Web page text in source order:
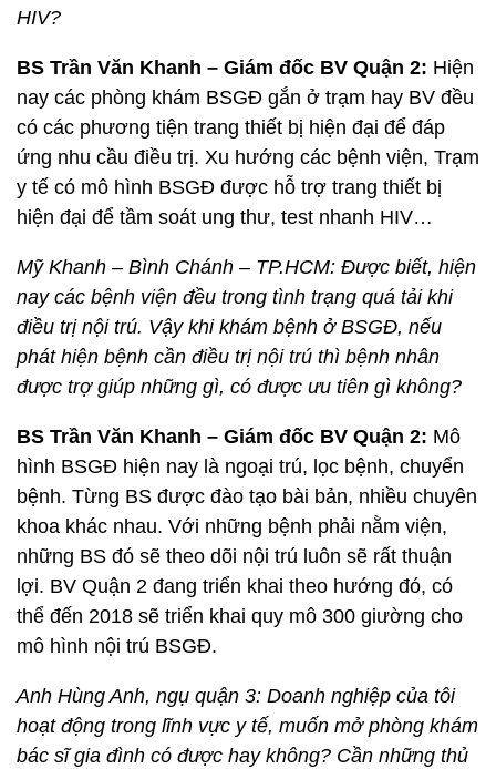
HIV?
BS Trần Văn Khanh – Giám đốc BV Quận 2: Hiện
nay các phòng khám BSGĐ gắn ở trạm hay BV đều
có các phương tiện trang thiết bị hiện đại để đáp
ứng nhu cầu điều trị. Xu hướng các bệnh viện, Trạm
y tế có mô hình BSGĐ được hỗ trợ trang thiết bị
hiện đại để tầm soát ung thư, test nhanh HIV…
Mỹ Khanh – Bình Chánh – TP.HCM: Được biết, hiện
nay các bệnh viện đều trong tình trạng quá tải khi
điều trị nội trú. Vậy khi khám bệnh ở BSGĐ, nếu
phát hiện bệnh cần điều trị nội trú thì bệnh nhân
được trợ giúp những gì, có được ưu tiên gì không?
BS Trần Văn Khanh – Giám đốc BV Quận 2: Mô
hình BSGĐ hiện nay là ngoại trú, lọc bệnh, chuyển
bệnh. Từng BS được đào tạo bài bản, nhiều chuyên
khoa khác nhau. Với những bệnh phải nằm viện,
những BS đó sẽ theo dõi nội trú luôn sẽ rất thuận
lợi. BV Quận 2 đang triển khai theo hướng đó, có
thể đến 2018 sẽ triển khai quy mô 300 giường cho
mô hình nội trú BSGĐ.
Anh Hùng Anh, ngụ quận 3: Doanh nghiệp của tôi
hoạt động trong lĩnh vực y tế, muốn mở phòng khám
bác sĩ gia đình có được hay không? Cần những thủ